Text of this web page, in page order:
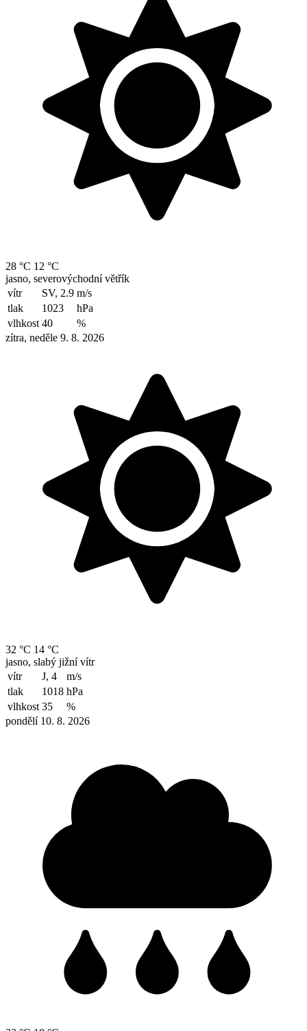
28 °C 12 °C
jasno, severovýchodní větřík
vítr
SV, 2.9 m/s
tlak
1023
hPa
vlhkost 40
%
zítra, neděle 9. 8. 2026
32 °C 14 °C
jasno, slabý jižní vítr
vítr
J, 4
m/s
tlak
1018 hPa
vlhkost 35
%
pondělí 10. 8. 2026